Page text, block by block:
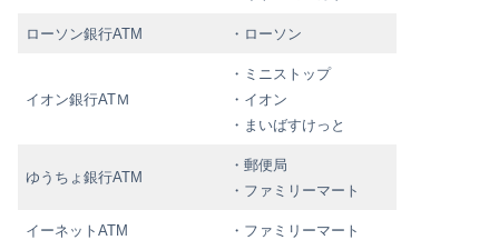
ローソン銀行ATM ・ローソン
イオン銀行ATＭ
・ミニストップ
・イオン
・まいばすけっと
ゆうちょ銀行ATM
・郵便局
・ファミリーマート
イーネットATM ・ファミリーマート